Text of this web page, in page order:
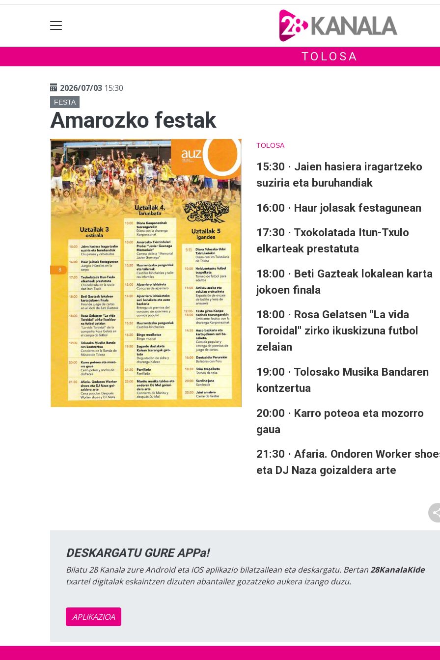
TOLOSA
2026/07/03 15:30
FESTA
Amarozko festak
TOLOSA
15:30 · Jaien hasiera iragartzeko
suziria eta buruhandiak
16:00 · Haur jolasak festagunean
17:30 · Txokolatada Itun-Txulo
elkarteak prestatuta
18:00 · Beti Gazteak lokalean karta
jokoen finala
18:00 · Rosa Gelatsen "La vida
Toroidal" zirko ikuskizuna futbol
zelaian
19:00 · Tolosako Musika Bandaren
kontzertua
20:00 · Karro poteoa eta mozorro
gaua
21:30 · Afaria. Ondoren Worker
eta DJ Naza goizaldera arte
DESKARGATU GURE APPa!
Bilatu 28 Kanala zure Android eta iOS aplikazio bilatzailean eta deskargatu. Bertan28KanalaKide
txartel digitalak eskaintzen dizuten abantailez gozatzeko aukera izango duzu.
APLIKAZIOA